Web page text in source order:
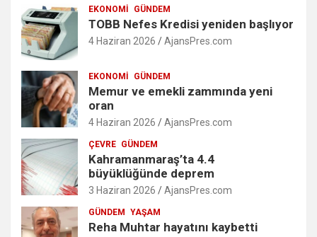
EKONOMI GÜNDEM
TOBB Nefes Kredisi yeniden başlıyor
4 Haziran 2026 AjansPres.com
EKONOMI GÜNDEM
Memur ve emekli zammında yeni
oran
4 Haziran 2026 AjansPres.com
ÇEVRE GÜNDEM
Kahramanmaraş’ta 4.4
büyüklüğünde deprem
3 Haziran 2026 AjansPres.com
GÜNDEM YAŞAM
Reha Muhtar hayatını kaybetti